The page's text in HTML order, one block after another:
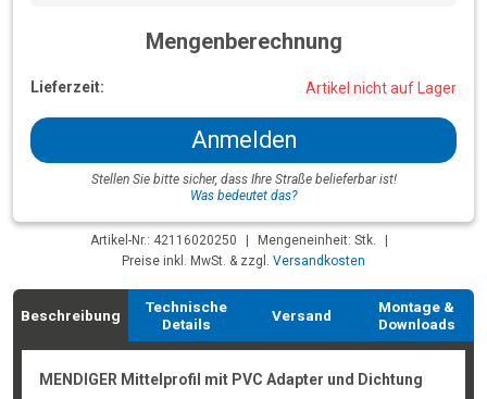
Mengenberechnung
Lieferzeit: Artikel nicht auf Lager
Anmelden
Stellen Sie bitte sicher, dass Ihre Straße belieferbar ist!
Was bedeutet das?
Artikel-Nr.: 42116020250 | Mengeneinheit: Stk.
|
Preise inkl. MwSt. & zzgl. Versandkosten
Beschreibung
Technische
Details
Versand
Montage &
Downloads
MENDIGER Mittelprofil mit PVC Adapter und Dichtung